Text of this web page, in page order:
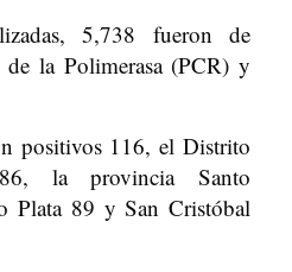
5,738 fueron de
de la Polimerasa (PCR) y
positivos 116, el Distrito
la provincia Santo
Plata 89 y San Cristóbal